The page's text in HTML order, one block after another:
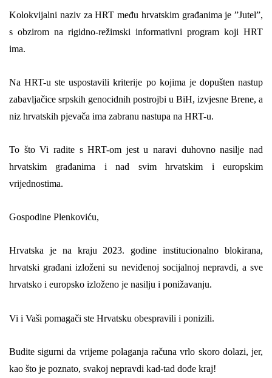
Kolokvijalni naziv zaHRT među hrvatskim građanima je ”Jutel”,
s obzirom na rigidno-režimski informativni program koji HRT
ima.
Na HRT-u ste uspostavili kriterije po kojima je dopušten nastup
zabavljačice srpskih genocidnih postrojbi u BiH, izvjesne Brene, a
niz hrvatskih pjevača ima zabranu nastupa na HRT-u.
To što Vi radite s HRT-om jest u naravi duhovno nasilje nad
hrvatskim građanima i nad svim hrvatskim i europskim
vrijednostima.
Gospodine Plenkoviću,
Hrvatska je na kraju 2023. godine institucionalno blokirana,
hrvatski građani izloženi su neviđenoj socijalnoj nepravdi, a sve
hrvatsko i europsko izloženo je nasilju i ponižavanju.
Vi i Vaši pomagači ste Hrvatsku obespravili i ponizili.
Budite sigurni da vrijeme polaganja računa vrlo skoro dolazi, jer,
kao što je poznato, svakoj nepravdi kad-tad dođe kraj!